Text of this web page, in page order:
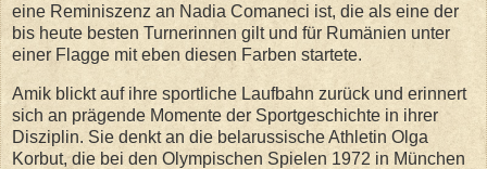
eine Reminiszenz an Nadia Comaneci ist, die als eine der
bis heute besten Turnerinnen gilt und für Rumänien unter
einer Flagge mit eben diesen Farben startete.
Amik blickt auf ihre sportliche Laufbahn zurück und erinnert
sich an prägende Momente der Sportgeschichte in ihrer
Disziplin. Sie denkt an die belarussische Athletin Olga
Korbut, die bei den Olympischen Spielen 1972 in München